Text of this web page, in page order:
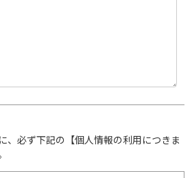
、必ず下記の【個人情報の利用につきま